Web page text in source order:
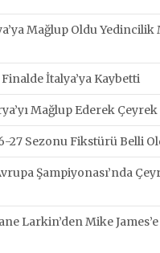
Mağlup Oldu Yedincilik
İtalya’ya Kaybetti
Mağlup Ederek
27 Sezonu Fikstürü Belli
Şampiyonası’nda
Larkin’den Mike